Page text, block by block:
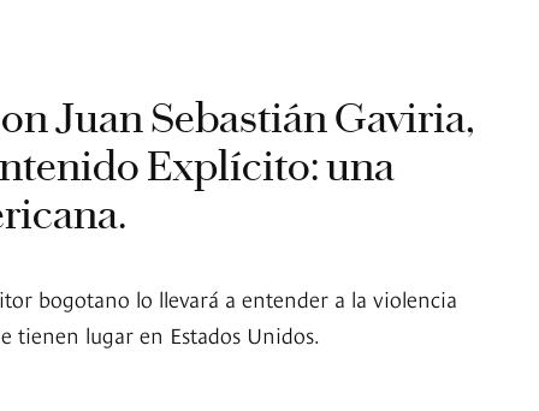
Juan Sebastián Gaviria,
Explícito: una
bogotano lo llevará a entender a la violencia
tienen lugar en Estados Unidos.